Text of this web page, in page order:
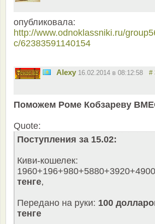
опубликовала:
http://www.odnoklassniki.ru/
c/62383591140154
Alexy 16.02.2014 в 08:12:58 #
Поможем Роме Кобзареву
Quote:
Поступления за 15.02:
Киви-кошелек:
тенге,
Передано на руки: 100
тенге